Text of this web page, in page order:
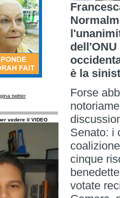
twitter
vedere il VIDEO
è la
Forse
Senato: i
cinque
votate